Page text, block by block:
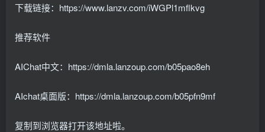
下载链接：https://www.lanzv.com/iWGPl1mflkvg
推荐软件
AIChat中文：https://dmla.lanzoup.com/b05pao8eh
AIchat桌面版：https://dmla.lanzoup.com/b05pfn9mf
复制到浏览器打开该地址啦。